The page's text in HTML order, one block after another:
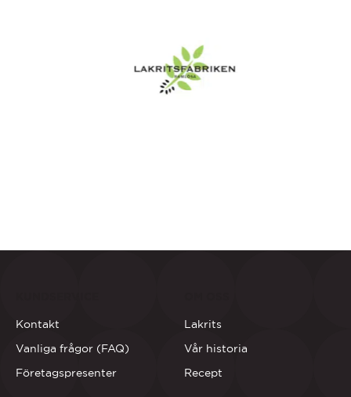
Kontakt
Vanliga frågor (FAQ)
Företagspresenter
Lakrits
Vår historia
Recept